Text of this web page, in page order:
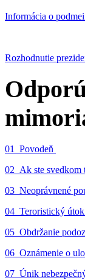
Informácia o
Rozhodnutie
01_Povodeň
02_Ak ste svedkom
03_Neoprávnené
04_Teroristický
05_Obdržanie
06_Oznámenie o
07_Únik